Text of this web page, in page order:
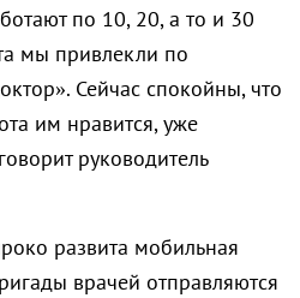
по 10, 20, а то и 30
мы привлекли по
Сейчас спокойны, что
им нравится, уже
руководитель
развита мобильная
врачей отправляются